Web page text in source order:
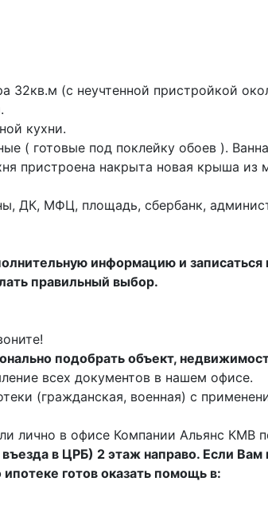
32кв.м (с неучтенной пристройкой
кухни.
( готовые под поклейку обоев ).
пристроена накрыта новая крыша из
ДК, МФЦ, площадь, сбербанк,
информацию и записаться
правильный выбор.
подобрать объект,
всех документов в нашем офисе.
(гражданская, военная) с
лично в офисе Компании Альянс КМВ
в ЦРБ) 2 этаж направо. Если Вам
готов оказать помощь в: